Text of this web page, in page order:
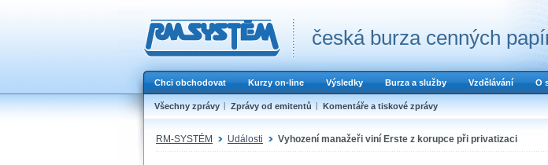
česká burza cenných
Chci obchodovat Kurzy on-line Výsledky Burza a služby Vzdělávání O
Všechny zprávy Zprávy od emitentů Komentáře a tiskové zprávy
RM-SYSTÉM Události Vyhození manažeři viní Erste z korupce při privatizaci